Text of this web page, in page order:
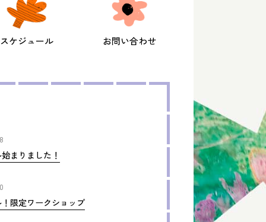
スケジュール お問い合わせ
まりました！
限定ワークショップ